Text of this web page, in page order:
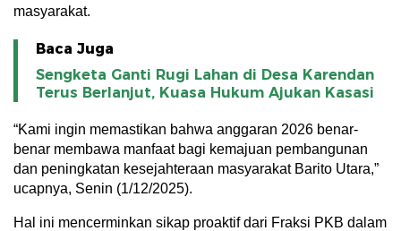
masyarakat.
Baca Juga
Sengketa Ganti Rugi Lahan di Desa Karendan
Terus Berlanjut, Kuasa Hukum Ajukan Kasasi
“Kami ingin memastikan bahwa anggaran 2026 benar-
benar membawa manfaat bagi kemajuan pembangunan
dan peningkatan kesejahteraan masyarakat Barito Utara,”
ucapnya, Senin (1/12/2025).
Hal ini mencerminkan sikap proaktif dari Fraksi PKB dalam